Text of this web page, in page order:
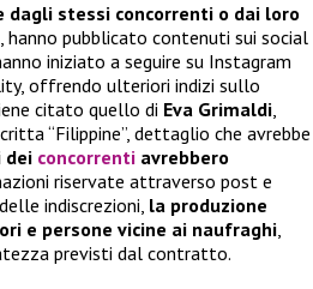
stessi concorrenti o dai loro
pubblicato contenuti sui social
iniziato a seguire su Instagram
offrendo ulteriori indizi sullo
citato quello di Eva Grimaldi,
“Filippine”, dettaglio che avrebbe
dei concorrenti avrebbero
riservate attraverso post e
indiscrezioni, la produzione
e persone vicine ai naufraghi,
previsti dal contratto.